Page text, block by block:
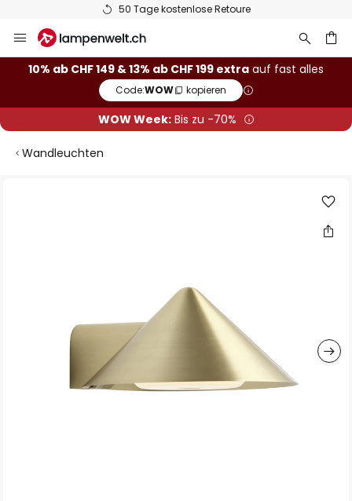
50 Tage kostenlose Retoure
Inhalt
springen
10% ab CHF 149 & 13% ab CHF 199 extra auf fast alles
Code:WOW kopieren
WOW Week:Bis zu -70%
Wandleuchten